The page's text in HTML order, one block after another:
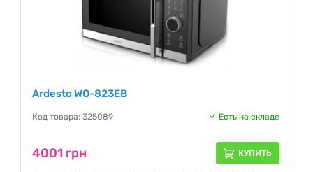
Ardesto WO-823EB
Код товара: 325089 Есть на складе
4001 грн КУПИТЬ